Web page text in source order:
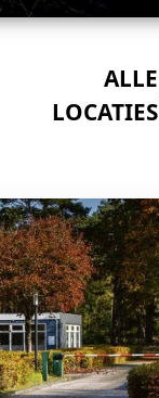
ALLE
LOCATIES